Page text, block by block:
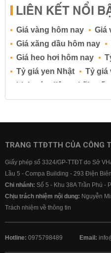
LIÊN KẾT NỔI
Giá vàng hôm nay
Giá
Giá xăng dầu hôm nay
Giá heo hơi hôm nay
Tỷ giá yen Nhật
Tỷ giá
Lịch cúp điện
Lãi suất
Lãi suất tiết kiệm
Lãi
Lãi suất ngân hàng BIDV
Lãi suất ngân hàng
TRANG TTĐTTH CỦA CÔNG
Giấy phép số 3324/GP-TTĐT do Sở
Lầu 5 - Compa Building - 293 Điện
Chi nhánh: Số 5 - Khu 38A Trần Phú -
Chịu trách nhiệm nội dung: Nguyễn
Trách nhiệm về thông tin
Hotline: 0975798489 Email: